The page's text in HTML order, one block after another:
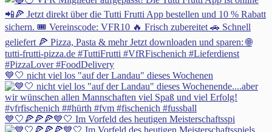
💙🤍 nicht viel los "auf der Landau" dieses Wochenen
💙🤍🍕🍕🍕💙🤍 Im Vorfeld des heutigen Meisterschaftsspi